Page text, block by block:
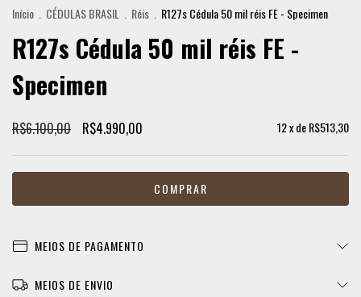
Início CÉDULAS BRASIL Réis R127s Cédula 50 mil réis FE - Specimen
R127s Cédula 50 mil réis FE -
Specimen
R$6.100,00 R$4.990,00 12x deR$513,30
MEIOS DE PAGAMENTO
MEIOS DE ENVIO